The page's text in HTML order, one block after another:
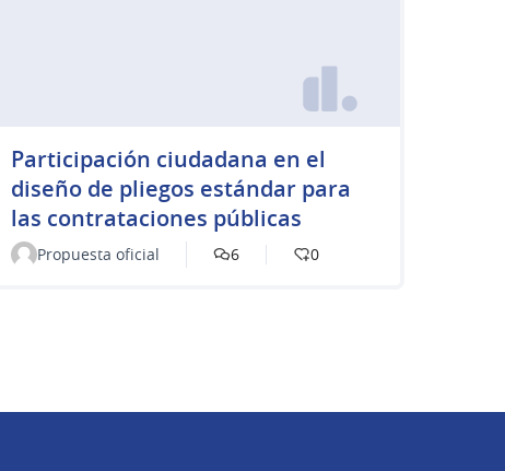
Participación ciudadana en el
diseño de pliegos estándar para
las contrataciones públicas
Propuesta oficial 6 0